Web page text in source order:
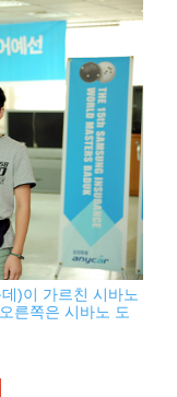
)이 가르친 시바노
른쪽은 시바노 도